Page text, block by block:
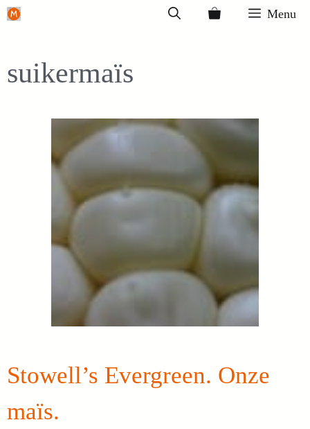
Ga
Menu
suikermaïs
Stowell’s Evergreen. Onze
maïs.